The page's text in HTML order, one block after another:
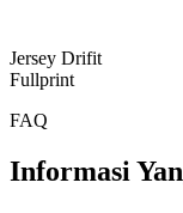
Jersey Drifit
Fullprint
FAQ
Informasi